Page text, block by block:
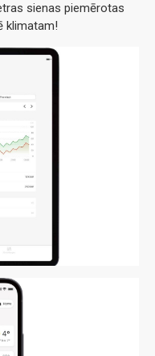
sienas piemērotas
klimatam!